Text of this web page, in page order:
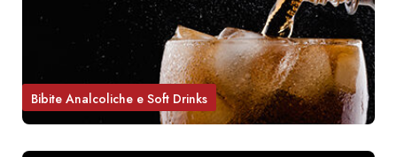
Bibite Analcoliche e Soft Drinks